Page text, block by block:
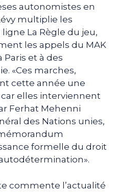
autonomistes en
multiplie les
La Règle du jeu,
les appels du MAK
et à des
«Ces marches,
cette année une
elles interviennent
Ferhat Mehenni
des Nations unies,
formelle du droit
commente l’actualité